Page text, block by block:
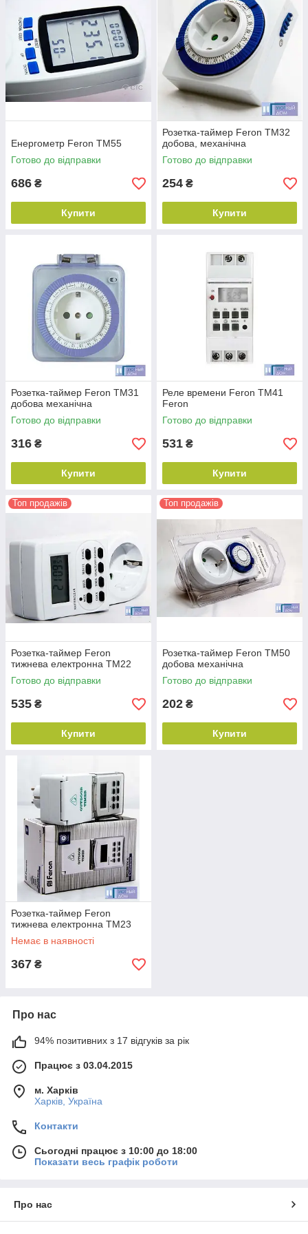
Що найчастіше замовляють?
Розетка-таймер тижнева електронна Feron TM211
експлуатації в конструкції встановлений міні-акумулятор,
здатний працювати без підзарядки протягом 100 годин.
Розетка-таймер добова механічна Feron TM32
Лідер продажів серед розеток-таймерів. Забезпечує
включення освітлення в інтервалах з 4.00 до 9.00 та з
14.00 до 23.00 годин. Відрізняється простим
управлінням, надійністю і довговічністю.
Розетка-таймер тижнева електронна Feron TM22
Розетка-таймер відрізняється компактними розмірами і
довгим терміном служби.
Ефективне пристосування для вимірювання споживаної
відповідно, істотно знизити матеріальні витрати.
Унікальні властивості наших розеток-таймерів
1.
Енергометр Feron TM55
Готово до відправки
686 ₴
Купити
Розетка-таймер Feron TM32
добова, механічна
Готово до відправки
254 ₴
Купити
Розетка-таймер Feron TM31
добова механічна
Готово до відправки
316 ₴
Купити
Реле времени Feron TM41
Feron
Готово до відправки
531 ₴
Купити
Топ продажів
Розетка-таймер Feron
тижнева електронна TM22
Готово до відправки
535 ₴
Купити
Топ продажів
Розетка-таймер Feron TM50
добова механічна
Готово до відправки
202 ₴
Купити
Розетка-таймер Feron
тижнева електронна TM23
Немає в наявності
367 ₴
Про нас
94% позитивних з 17 відгуків за рік
Працює з 03.04.2015
м. Харків
Харків, Україна
Контакти
Сьогодні працює з 10:00 до 18:00
Показати весь графік роботи
Про нас